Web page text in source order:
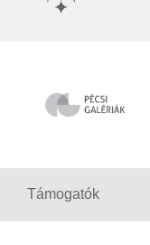
Támogatók